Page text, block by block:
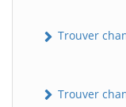
Trouver
Trouver